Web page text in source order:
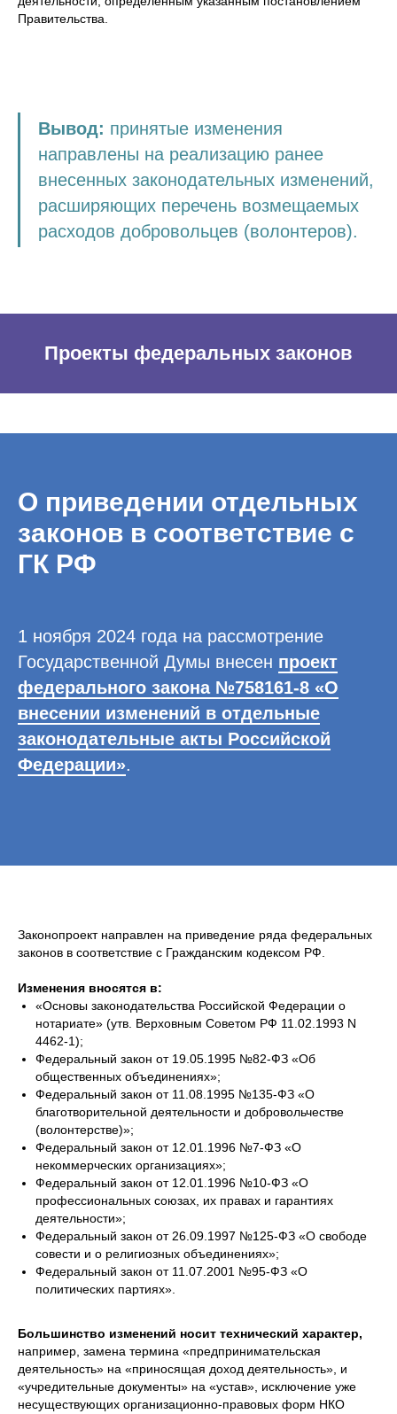
Правительства.
Вывод: принятые изменения
направлены на реализацию ранее
внесенных законодательных изменений,
расширяющих перечень возмещаемых
расходов добровольцев (волонтеров).
Проекты федеральных законов
О приведении отдельных
законов в соответствие с
ГК РФ
1 ноября 2024 года на рассмотрение
Государственной Думы внесен проект
федерального закона №758161-8 «О
внесении изменений в отдельные
законодательные акты Российской
Федерации».
Законопроект направлен на приведение ряда федеральных
законов в соответствие с Гражданским кодексом РФ.
Изменения вносятся в:
«Основы законодательства Российской Федерации о
нотариате» (утв. Верховным Советом РФ 11.02.1993 N
4462-1);
Федеральный закон от 19.05.1995 №82-ФЗ «Об
общественных объединениях»;
Федеральный закон от 11.08.1995 №135-ФЗ «О
благотворительной деятельности и добровольчестве
(волонтерстве)»;
Федеральный закон от 12.01.1996 №7-ФЗ «О
некоммерческих организациях»;
Федеральный закон от 12.01.1996 №10-ФЗ «О
профессиональных союзах, их правах и гарантиях
деятельности»;
Федеральный закон от 26.09.1997 №125-ФЗ «О свободе
совести и о религиозных объединениях»;
Федеральный закон от 11.07.2001 №95-ФЗ «О
политических партиях».
Большинство изменений носит технический характер,
например, замена термина «предпринимательская
деятельность» на «приносящая доход деятельность», и
«учредительные документы» на «устав», исключение уже
несуществующих организационно-правовых форм НКО